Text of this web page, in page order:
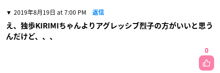
2019年8月19日 at 7:00 PM 返信
え、独歩KIRIMIちゃんよりアグレッシブ烈子の方がいいと思う
んだけど、、、
0